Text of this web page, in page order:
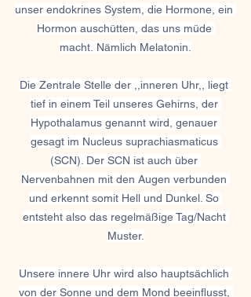
unser endokrines System, die Hormone, ein
Hormon auschütten, das uns müde
macht. Nämlich Melatonin.
Die Zentrale Stelle der ,,inneren Uhr,, liegt
tief in einem Teil unseres Gehirns, der
Hypothalamus genannt wird, genauer
gesagt im Nucleus suprachiasmaticus
(SCN). Der SCN ist auch über
Nervenbahnen mit den Augen verbunden
und erkennt somit Hell und Dunkel. So
entsteht also das regelmäßige Tag/Nacht
Muster.
Unsere innere Uhr wird also hauptsächlich
von der Sonne und dem Mond beeinflusst,